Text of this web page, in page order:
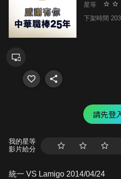
星等
下架時間
請先登
我的星等
影片給分
統一 VS Lamigo 2014/04/24